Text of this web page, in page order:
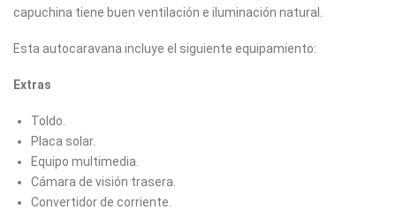
capuchina tiene buen ventilación e iluminación natural.
Esta autocaravana incluye el siguiente equipamiento:
Extras
Toldo.
Placa solar.
Equipo multimedia.
Cámara de visión trasera.
Convertidor de corriente.